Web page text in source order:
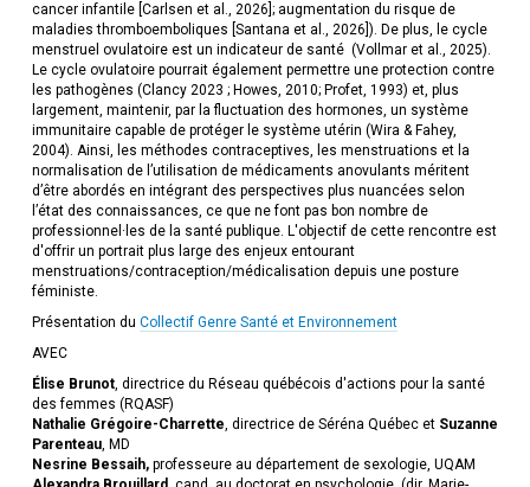
cancer infantile [Carlsen et al., 2026]; augmentation du risque de
maladies thromboemboliques [Santana et al., 2026]). De plus, le cycle
menstruel ovulatoire est un indicateur de santé (Vollmar et al., 2025).
Le cycle ovulatoire pourrait également permettre une protection contre
les pathogènes (Clancy 2023 ; Howes, 2010; Profet, 1993) et, plus
largement, maintenir, par la fluctuation des hormones, un système
immunitaire capable de protéger le système utérin (Wira & Fahey,
2004). Ainsi, les méthodes contraceptives, les menstruations et la
normalisation de l’utilisation de médicaments anovulants méritent
d’être abordés en intégrant des perspectives plus nuancées selon
l’état des connaissances, ce que ne font pas bon nombre de
professionnel·les de la santé publique. L'objectif de cette rencontre est
d'offrir un portrait plus large des enjeux entourant
menstruations/contraception/médicalisation depuis une posture
féministe.
Présentation du Collectif Genre Santé et Environnement
AVEC
Élise Brunot, directrice du Réseau québécois d'actions pour la santé
des femmes (RQASF)
Nathalie Grégoire-Charrette, directrice de Séréna Québec et Suzanne
Parenteau, MD
Nesrine Bessaih,professeure au département de sexologie, UQAM